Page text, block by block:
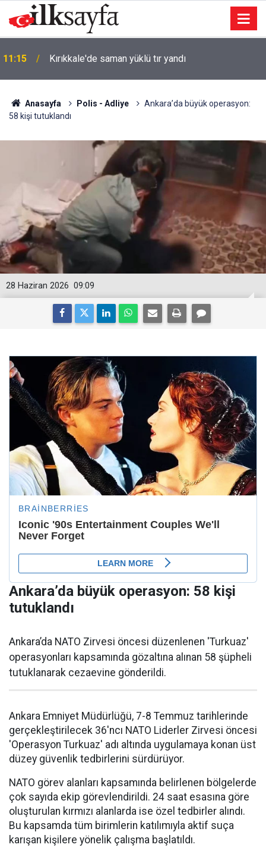
11:15 Kırıkkale'de saman yüklü tır yandı
Anasayfa Polis - Adliye
Ankara’da büyük operasyon:
58 kişi tutuklandı
09:09
28 Haziran 2026
Ankara’da büyük operasyon: 58 kişi
tutuklandı
Ankara’da NATO Zirvesi öncesi düzenlenen 'Turkuaz'
operasyonları kapsamında gözaltına alınan 58 şüpheli
tutuklanarak cezaevine gönderildi.
Ankara Emniyet Müdürlüğü, 7-8 Temmuz tarihlerinde
gerçekleştirilecek 36'ncı NATO Liderler Zirvesi öncesi
'Operasyon Turkuaz' adı altında uygulamaya konan üst
düzey güvenlik tedbirlerini sürdürüyor.
NATO görev alanları kapsamında belirlenen bölgelerde
çok sayıda ekip görevlendirildi. 24 saat esasına göre
oluşturulan kırmızı alanlarda ise özel tedbirler alındı.
Bu kapsamda tüm birimlerin katılımıyla aktif suça
karışan kişilere yönelik çalışma başlatıldı.